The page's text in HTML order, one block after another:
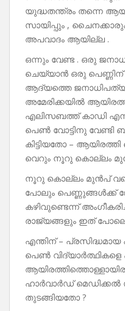
യുദ്ധതന്ത്രം തന്നെ
സായിപ്പും ,
അപവാദം ആയില്ല .
ഒന്നും വേണ്ട . ഒരു
ചെയ്യാൻ ഒരു പെണ്ണിന്
ആദ്യത്തെ
അമേരിക്കയിൽ
എലിസബത്ത് കാഡി
പെൺ വോട്ടിനു വേണ്ടി
കിട്ടിയതോ –
വെറും നൂറു കൊല്ലം
നൂറു കൊല്ലം മുൻപ് വരെ
പോലും പെണ്ണുങ്ങൾക്ക്
കഴിവുണ്ടെന്ന്
രാജ്യങ്ങളും ഇത്
എന്തിന് – പ്രസിദ്ധമായ
പെൺ
ഹാർവാർഡ്
തുടങ്ങിയതോ ?